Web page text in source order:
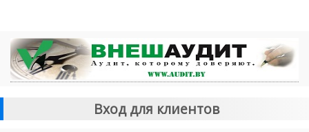
Вход для клиентов